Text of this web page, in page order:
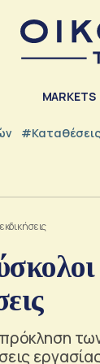
MARKETS
#Καταθέσεις